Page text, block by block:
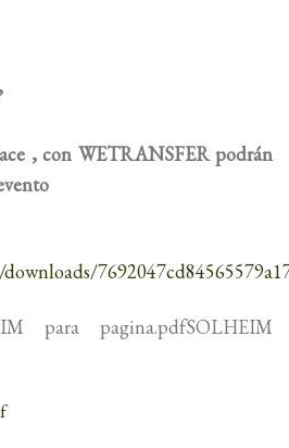
, con WETRANSFER podrán
para pagina.pdfSOLHEIM